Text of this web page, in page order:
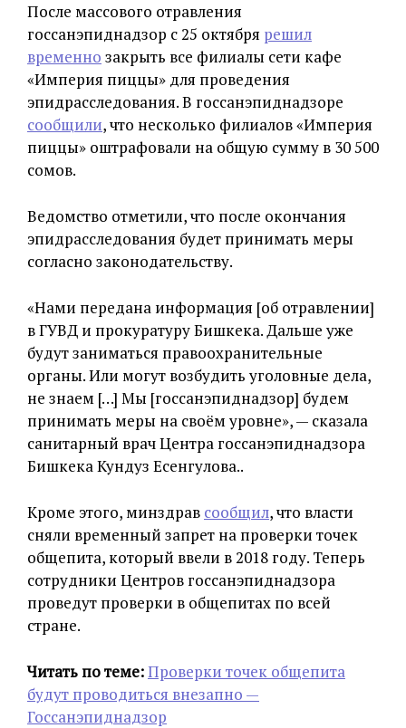
После массового отравления
госсанэпиднадзор с 25 октября решил
временно закрыть все филиалы сети кафе
«Империя пиццы» для проведения
эпидрасследования. В госсанэпиднадзоре
сообщили, что несколько филиалов «Империя
пиццы» оштрафовали на общую сумму в 30 500
сомов.
Ведомство отметили, что после окончания
эпидрасследования будет принимать меры
согласно законодательству.
«Нами передана информация [об отравлении]
в ГУВД и прокуратуру Бишкека. Дальше уже
будут заниматься правоохранительные
органы. Или могут возбудить уголовные дела,
не знаем […] Мы [госсанэпиднадзор] будем
принимать меры на своём уровне», — сказала
санитарный врач Центра госсанэпиднадзора
Бишкека Кундуз Есенгулова..
Кроме этого, минздрав сообщил, что власти
сняли временный запрет на проверки точек
общепита, который ввели в 2018 году. Теперь
сотрудники Центров госсанэпиднадзора
проведут проверки в общепитах по всей
стране.
Читать по теме:Проверки точек общепита
будут проводиться внезапно —
Госсанэпиднадзор